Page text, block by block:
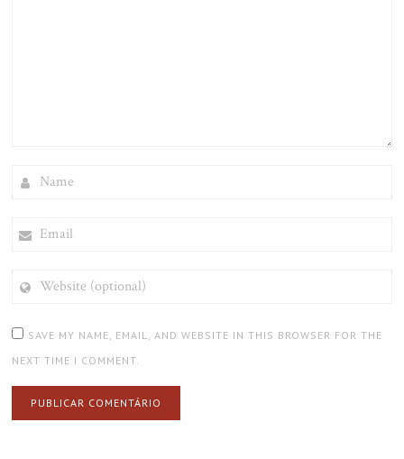
(OPTIONAL)
SAVE MY NAME, EMAIL, AND WEBSITE IN THIS BROWSER FOR THE
NEXT TIME I COMMENT.